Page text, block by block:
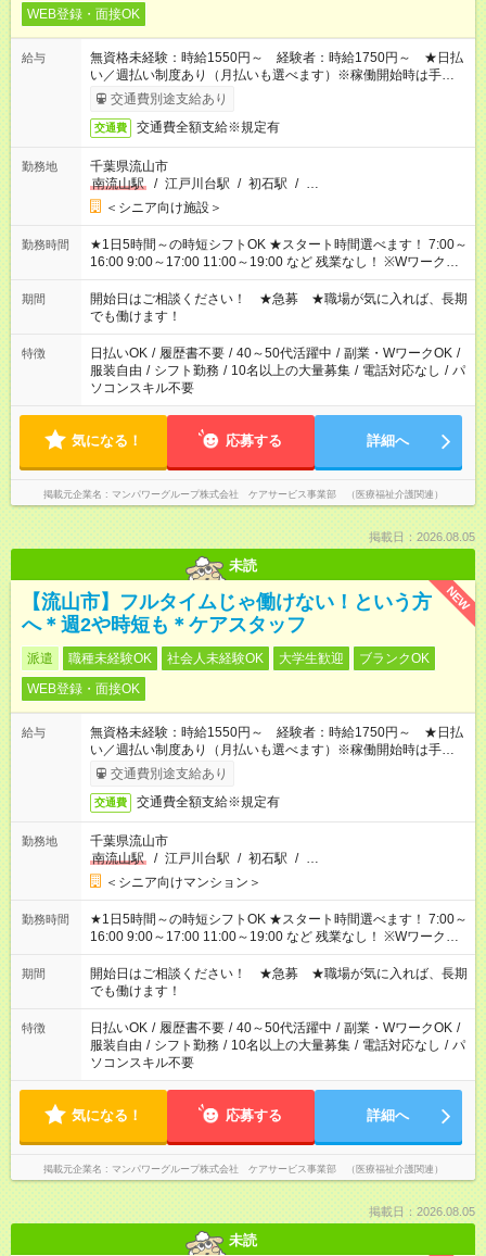
WEB登録・面接OK
給与
無資格未経験：時給1550円～ 経験者：時給1750円～ ★日払
い／週払い制度あり（月払いも選べます）※稼働開始時は手続き
完了次第のお支払いとなります。
交通費別途支給あり
交通費 交通費全額支給※規定有
勤務地
千葉県流山市
南流山駅
/ 江戸川台駅 / 初石駅 / …
＜シニア向け施設＞
勤務時間
★1日5時間～の時短シフトOK ★スタート時間選べます！ 7:00～
16:00 9:00～17:00 11:00～19:00 など 残業なし！ ※Wワークの
場合、他のお仕事と合わせ週40時間超の就業はご案内できませ
ん ※法令に基づき、週20時間以上勤務は社会保険への加入対象
となります ※労働者派遣法（日雇い派遣の原則禁止）により、
短時間・短期間の就業はご案内が難しい場合があります
期間
開始日はご相談ください！ ★急募 ★職場が気に入れば、長期
でも働けます！
特徴 日払いOK / 履歴書不要 / 40～50代活躍中 / 副業・WワークOK /
服装自由 / シフト勤務 / 10名以上の大量募集 / 電話対応なし / パ
ソコンスキル不要
気になる！ 応募する 詳細へ
掲載元企業名 マンパワーグループ株式会社 ケアサービス事業部 （医療福祉介護関連）
掲載日：2026.08.05
未読
NEW
【流山市】フルタイムじゃ働けない！という方
へ＊週2や時短も＊ケアスタッフ
派遣 職種未経験OK 社会人未経験OK 大学生歓迎
ブランクOK
WEB登録・面接OK
給与
無資格未経験：時給1550円～ 経験者：時給1750円～ ★日払
い／週払い制度あり（月払いも選べます）※稼働開始時は手続き
完了次第のお支払いとなります。
交通費別途支給あり
交通費 交通費全額支給※規定有
勤務地
千葉県流山市
南流山駅
/ 江戸川台駅 / 初石駅 / …
＜シニア向けマンション＞
勤務時間
★1日5時間～の時短シフトOK ★スタート時間選べます！ 7:00～
16:00 9:00～17:00 11:00～19:00 など 残業なし！ ※Wワークの
場合、他のお仕事と合わせ週40時間超の就業はご案内できませ
ん ※法令に基づき、週20時間以上勤務は社会保険への加入対象
となります ※労働者派遣法（日雇い派遣の原則禁止）により、
短時間・短期間の就業はご案内が難しい場合があります
期間
開始日はご相談ください！ ★急募 ★職場が気に入れば、長期
でも働けます！
特徴 日払いOK / 履歴書不要 / 40～50代活躍中 / 副業・WワークOK /
服装自由 / シフト勤務 / 10名以上の大量募集 / 電話対応なし / パ
ソコンスキル不要
気になる！ 応募する 詳細へ
掲載元企業名 マンパワーグループ株式会社 ケアサービス事業部 （医療福祉介護関連）
掲載日：2026.08.05
未読